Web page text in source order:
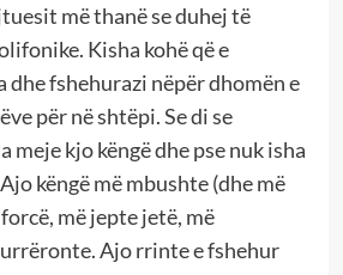
më thanë se duhej të
Kisha kohë që e
dhe fshehurazi nëpër dhomën e
për në shtëpi. Se di se
meje kjo këngë dhe pse nuk isha
këngë më mbushte (dhe më
më jepte jetë, më
Ajo rrinte e fshehur